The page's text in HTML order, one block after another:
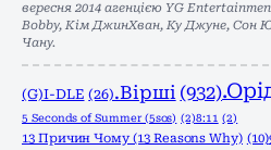
вересня 2014 агенцією YG
Bobby, Кім ДжинХван, Ку Джуне, Сон
Чану.
(G)I-DLE (26).Вірші (932)
5 Seconds of Summer (5sos) (2)8:11 (2)
13 Причин Чому (13 Reasons Why) (10)